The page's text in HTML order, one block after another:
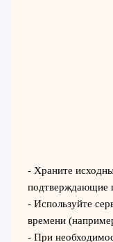
- Храните
подтверждающие
- Используйте
времени
- При